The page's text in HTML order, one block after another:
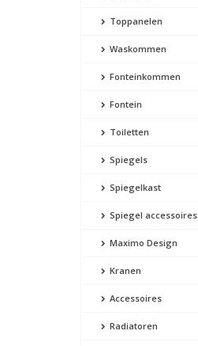
Toppanelen
Waskommen
Fonteinkommen
Fontein
Toiletten
Spiegels
Spiegelkast
Spiegel accessoires
Maximo Design
Kranen
Accessoires
Radiatoren